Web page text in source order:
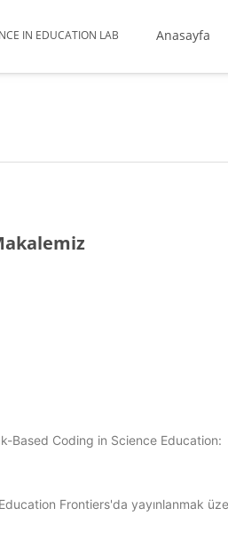
IN EDUCATION LAB Anasayfa
Based Coding in Science Education:
Frontiers'da yayınlanmak